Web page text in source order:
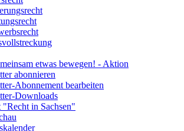
etwas bewegen! - Aktion
abonnieren
Abonnement bearbeiten
Downloads
"Recht in Sachsen"